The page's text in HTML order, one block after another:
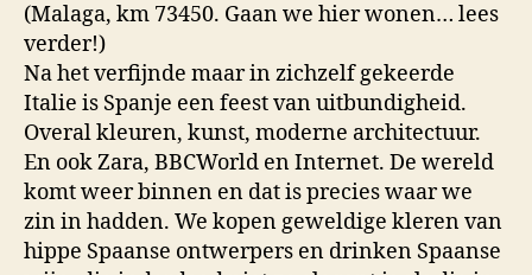
(Malaga, km 73450. Gaan we hier wonen… lees
verder!)
Na het verfijnde maar in zichzelf gekeerde
Italie is Spanje een feest van uitbundigheid.
Overal kleuren, kunst, moderne architectuur.
En ook Zara, BBCWorld en Internet. De wereld
komt weer binnen en dat is precies waar we
zin in hadden. We kopen geweldige kleren van
hippe Spaanse ontwerpers en drinken Spaanse